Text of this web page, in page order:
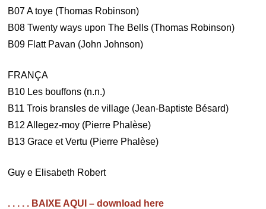
B07 A toye (Thomas Robinson)
B08 Twenty ways upon The Bells (Thomas Robinson)
B09 Flatt Pavan (John Johnson)
FRANÇA
B10 Les bouffons (n.n.)
B11 Trois bransles de village (Jean-Baptiste Bésard)
B12 Allegez-moy (Pierre Phalèse)
B13 Grace et Vertu (Pierre Phalèse)
Guy e Elisabeth Robert
. . . . . BAIXE AQUI – download here